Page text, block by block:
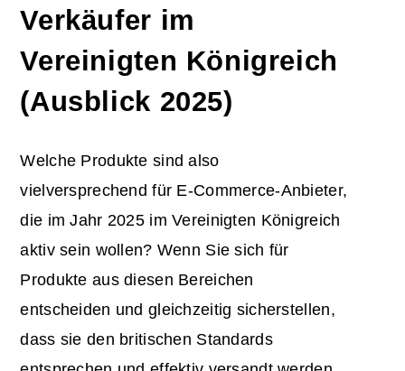
Verkäufer im
Vereinigten Königreich
(Ausblick 2025)
Welche Produkte sind also
vielversprechend für E-Commerce-Anbieter,
die im Jahr 2025 im Vereinigten Königreich
aktiv sein wollen? Wenn Sie sich für
Produkte aus diesen Bereichen
entscheiden und gleichzeitig sicherstellen,
dass sie den britischen Standards